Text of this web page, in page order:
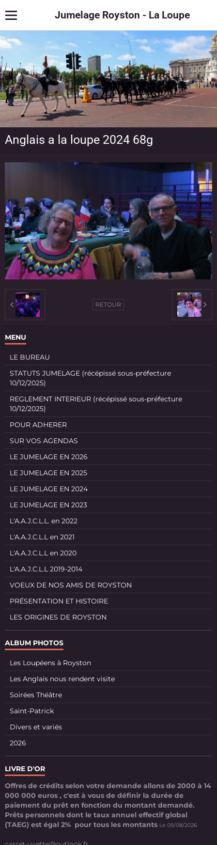
Jumelage Royston - La Loupe
Anglais a la loupe 2024 68g
RETOUR
MENU
LE BUREAU
STATUTS JUMELAGE (récépissé sous-préfecture
10/12/2025)
REGLEMENT INTERIEUR (récépissé sous-préfecture
10/12/2025)
POUR ADHERER
SUR VOS AGENDAS
LE JUMELAGE EN 2026
LE JUMELAGE EN 2025
LE JUMELAGE EN 2024
LE JUMELAGE EN 2023
L'A.A.J.C.L.L. en 2022
L'A.A.J.C.L.L en 2021
L'A.A.J.C.L.L en 2020
L'A.A.J.C.L.L 2019-2014
VOEUX DE NOS AMIS DE ROYSTON
PRÉSENTATION ET HISTOIRE
LES ORIGINES DE ROYSTON
ALBUM PHOTOS
Les Loupéens à Royston
Les Anglais nous rendent visite
Soirées Théâtre
Saint-Patrick
Divers et variés
2026
LIVRE D'OR
Offres de crédits selon votre demande allons de 2000 à 14
000 000 euros , c'est à vous de définir la durée de
paiement du prêt en fonction du montant demandé.
Prêts personnels dont le taux annuel effectif global
(TAEG) est égal 2% pour tous les montants Le 09/08/2026